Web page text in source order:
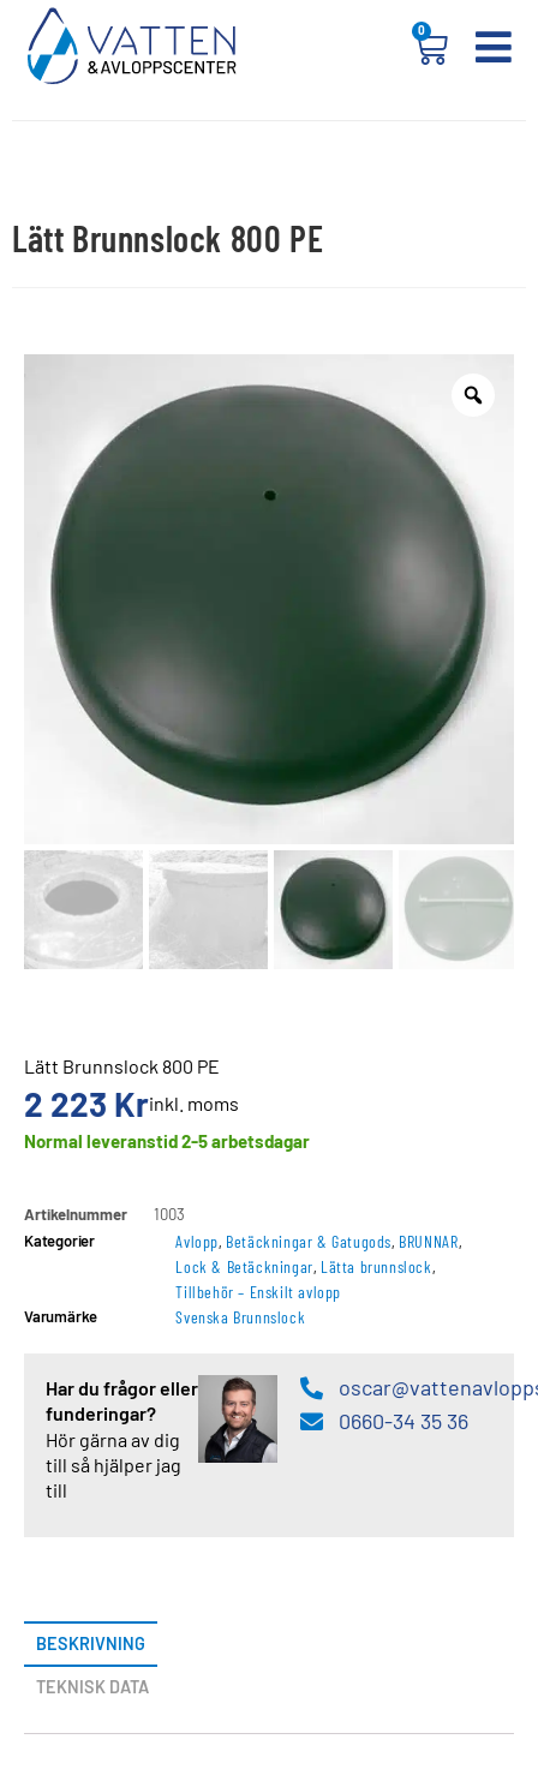
0
Lätt Brunnslock 800 PE
Lätt Brunnslock 800 PE
2 223 Krinkl. moms
Normal leveranstid 2-5 arbetsdagar
Artikelnummer
1003
Kategorier
Avlopp, Betäckningar & Gatugods, BRUNNAR,
Lock & Betäckningar, Lätta brunnslock,
Tillbehör – Enskilt avlopp
Varumärke Svenska Brunnslock
Har du frågor eller
funderingar?
Hör gärna av dig
till så hjälper jag
till
0660-34 35 36
BESKRIVNING
TEKNISK DATA